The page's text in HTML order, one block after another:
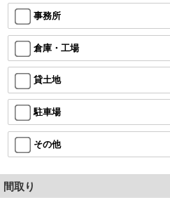
事務所
倉庫・工場
貸土地
駐車場
その他
間取り